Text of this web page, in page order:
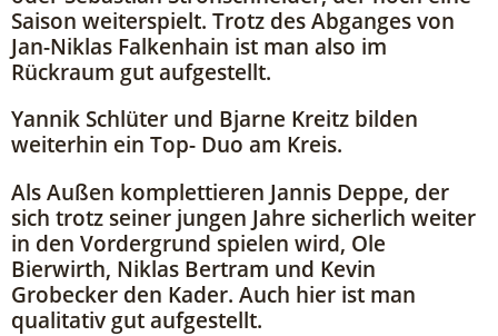
Saison weiterspielt. Trotz des Abganges von
Jan-Niklas Falkenhain ist man also im
Rückraum gut aufgestellt.
Yannik Schlüter und Bjarne Kreitz bilden
weiterhin ein Top- Duo am Kreis.
Als Außen komplettieren Jannis Deppe, der
sich trotz seiner jungen Jahre sicherlich weiter
in den Vordergrund spielen wird, Ole
Bierwirth, Niklas Bertram und Kevin
Grobecker den Kader. Auch hier ist man
qualitativ gut aufgestellt.